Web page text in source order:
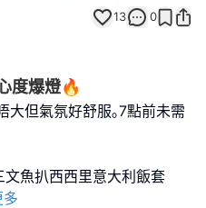
13 0
度爆燈🔥
大但氣氛好舒服｡7點前未需
魚扒西西里意大利飯套
多